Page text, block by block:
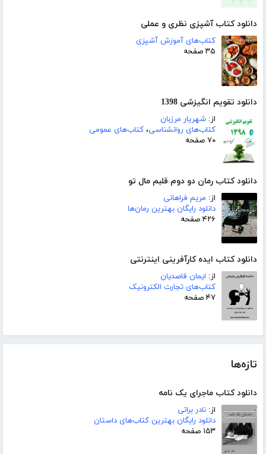
دانلود کتاب آشپزی نظری و عملی
کتاب‌های آموزش آشپزی
۳۵ صفحه
دانلود تقویم انگیزشی 1398
از: شهریار مرزبان
کتاب‌های روانشناسی، کتاب‌های عمومی
۷۰ صفحه
دانلود کتاب رمان دو دوم قلبم مال تو
از: مریم فراهانی
دانلود رایگان بهترین رمان‌ها
۴۲۶ صفحه
دانلود کتاب ایده کارآفرینی اینترنتی
از: ایمان قاصدیان
کتاب‌های تجارت الکترونیک
۴۷ صفحه
تازه‌ها
دانلود کتاب ماجرای یک نامه
از: نادر براتی
دانلود رایگان بهترین کتاب‌های داستان
۱۵۳ صفحه